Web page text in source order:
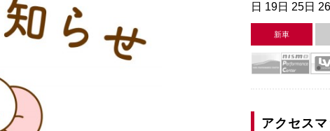
日 19日 25日
新車
アクセス